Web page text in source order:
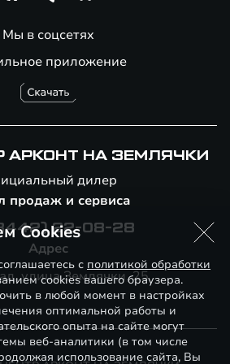
приложение
Мы в соцсетях
АРКОНТ НА ЗЕМЛЯЧКИ
дилер
продаж и сервиса
22-08-28
Адрес
улица Землячки, 25
Cookies
с политикой обработки
cookies вашего браузера.
в любой момент в настройках
оптимальной работы и
опыта на сайте могут
веб-аналитики (в том числе
использование сайта, Вы